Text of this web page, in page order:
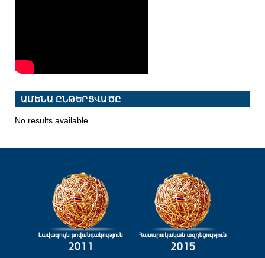
ԱՄԵՆԱ ԸՆԹԵՐՑՎԱԾԸ
No results available